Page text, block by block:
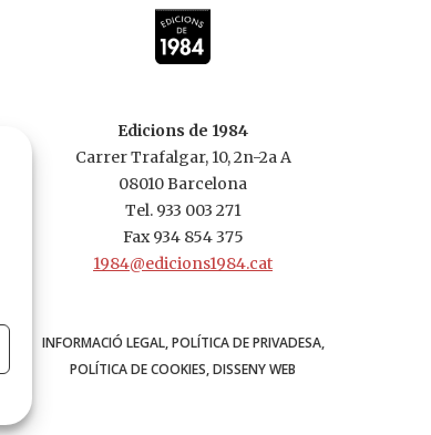
Edicions de 1984
Carrer Trafalgar, 10, 2n-2a A
08010 Barcelona
Tel. 933 003 271
Fax 934 854 375
1984@edicions1984.cat
INFORMACIÓ LEGAL POLÍTICA DE PRIVADESA
POLÍTICA DE COOKIES DISSENY WEB